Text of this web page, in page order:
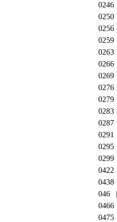
0246
0250
0256
0259
0263
0266
0269
0276
0279
0283
0287
0291
0295
0299
0422
0438
046
0466
0475